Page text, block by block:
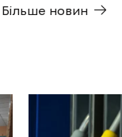
Більше новин